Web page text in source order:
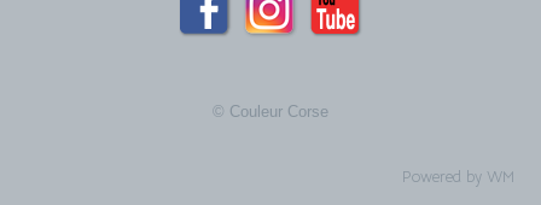
© Couleur Corse
Powered by WM